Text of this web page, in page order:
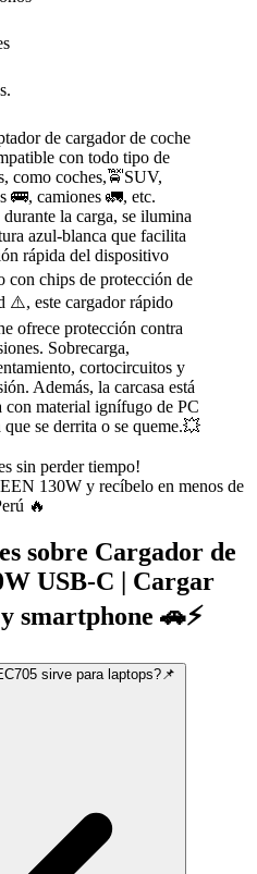
de cargador de coche
con todo tipo de
como coches,🚖SUV,
🚌, camiones 🚛, etc.
la carga, se ilumina
azul-blanca que facilita
rápida del dispositivo
con chips de protección de
⚠️, este cargador rápido
ofrece protección contra
Sobrecarga,
cortocircuitos y
Además, la carcasa está
con material ignífugo de PC
que se derrita o se queme.💥
sin perder tiempo!
130W y recíbelo en menos de
🔥
sobre Cargador de
USB-C | Cargar
smartphone 🚗⚡
sirve para laptops?📌